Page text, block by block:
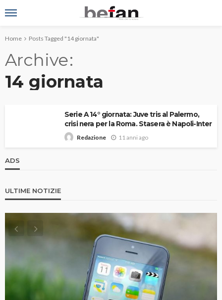
Home Posts Tagged "14 giornata"
Archive
14 giornata
Serie A 14° giornata: Juve tris al Palermo,
crisi nera per la Roma. Stasera è Napoli-Inter
Redazione 11 anni ago
ADS
ULTIME NOTIZIE